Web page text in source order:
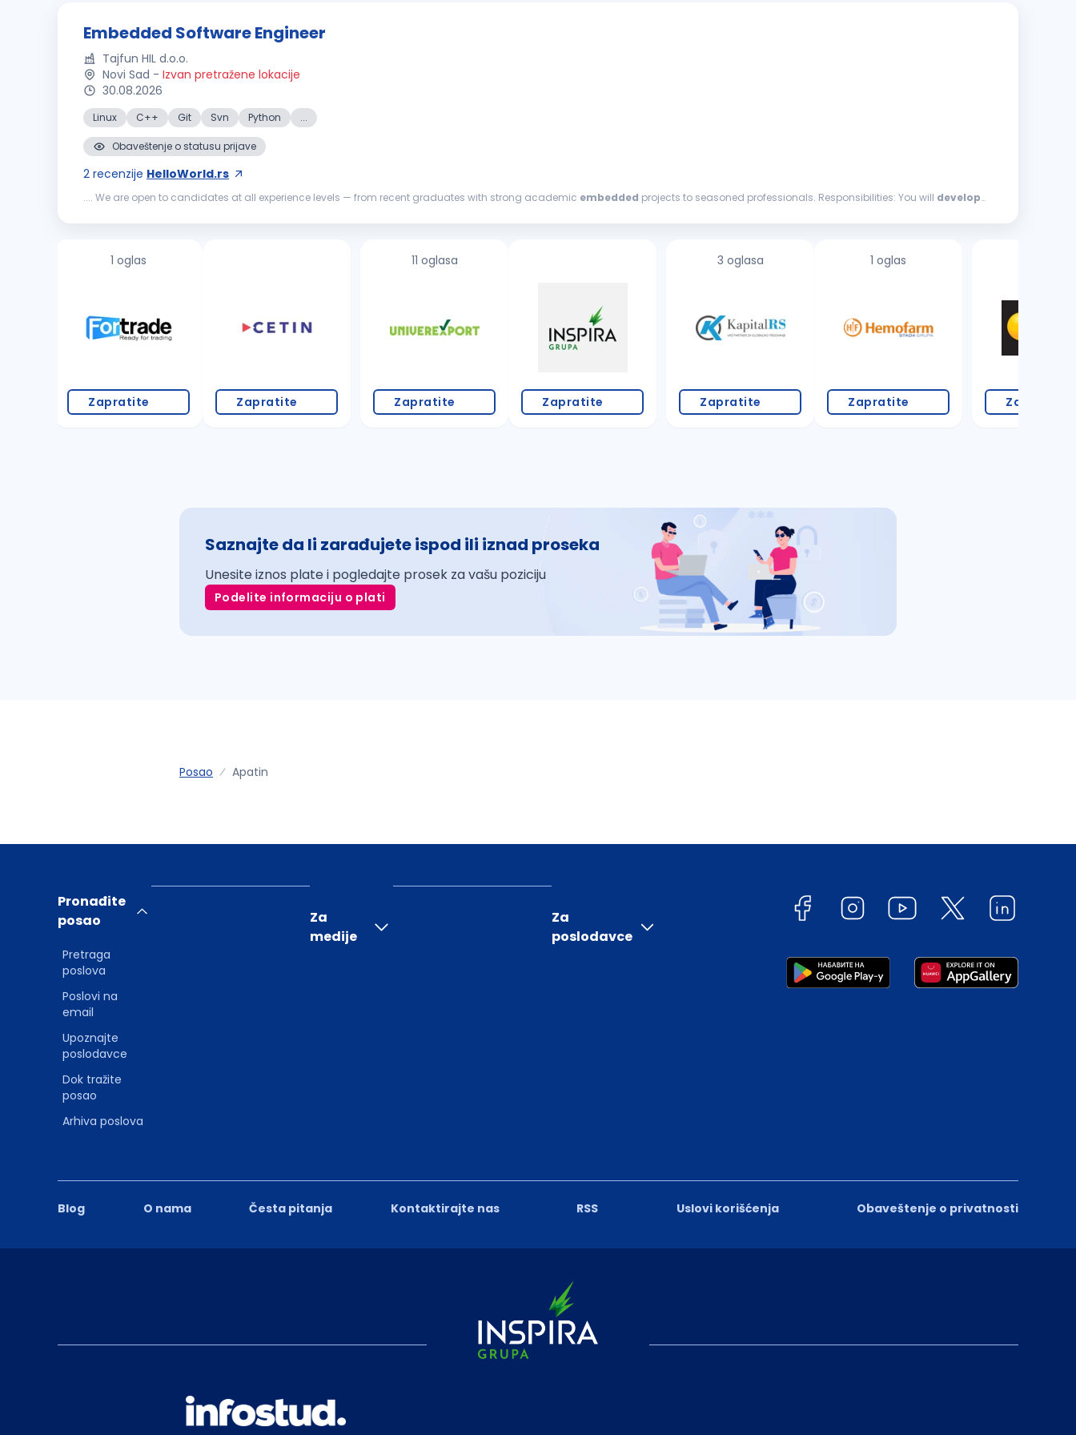
Embedded Software Engineer
Tajfun HIL d.o.o.
Novi Sad - Izvan pretražene lokacije
30.08.2026
Linux C++ Git Svn Python ...
Obaveštenje o statusu prijave
2 recenzije HelloWorld.rs
.... We are open to candidates at all experience levels — from recent graduates with strong academic embedded projects to seasoned professionals. Responsibilities: You will develop
1 oglas
Zapratite Zapratite
11 oglasa
Zapratite Zapratite
3 oglasa
Zapratite
1 oglas
Zapratite Zapratite
Saznajte da li zarađujete ispod ili iznad proseka
Unesite iznos plate i pogledajte prosek za vašu poziciju
Podelite informaciju o plati
Posao Apatin
Blog O nama Česta pitanja Kontaktirajte nas RSS Uslovi korišćenja Obaveštenje o privatnosti
Pronađite
posao
Pretraga
poslova
Poslovi na
email
Upoznajte
poslodavce
Dok tražite
posao
Arhiva poslova
Za
medije
Za
poslodavce